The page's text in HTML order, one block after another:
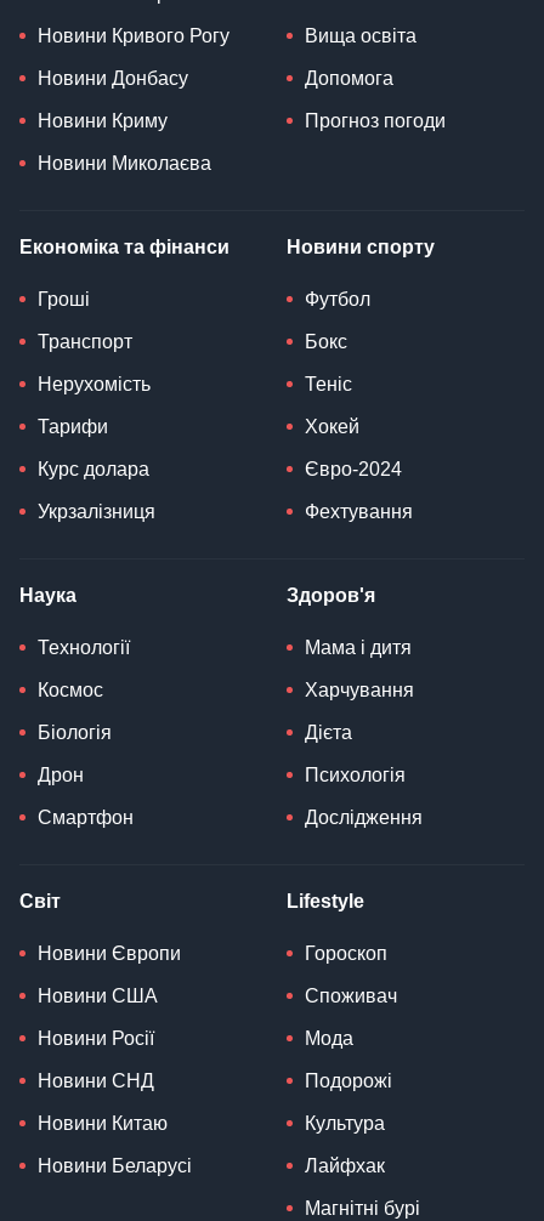
Новини Кривого Рогу
Новини Донбасу
Новини Криму
Новини Миколаєва
Вища освіта
Допомога
Прогноз погоди
Економіка та фінанси
Гроші
Транспорт
Нерухомість
Тарифи
Курс долара
Укрзалізниця
Новини спорту
Футбол
Бокс
Теніс
Хокей
Євро-2024
Фехтування
Наука
Технології
Космос
Біологія
Дрон
Смартфон
Здоров'я
Мама і дитя
Харчування
Дієта
Психологія
Дослідження
Світ
Новини Європи
Новини США
Новини Росії
Новини СНД
Новини Китаю
Новини Беларусі
Lifestyle
Гороскоп
Споживач
Мода
Подорожі
Культура
Лайфхак
Магнітні бурі